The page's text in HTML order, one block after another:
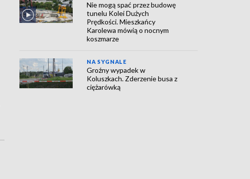
Nie mogą spać przez budowę
tunelu Kolei Dużych
Prędkości. Mieszkańcy
Karolewa mówią o nocnym
koszmarze
NA SYGNALE
Groźny wypadek w
Koluszkach. Zderzenie busa z
ciężarówką